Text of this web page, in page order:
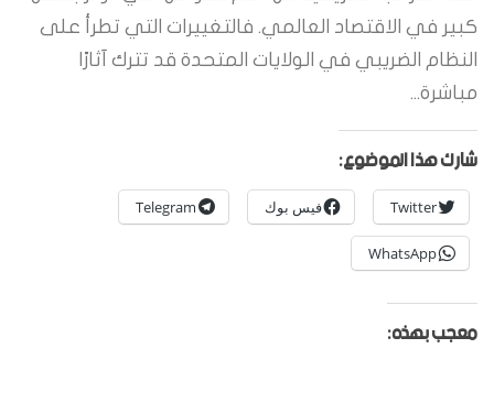
كبير في الاقتصاد العالمي. فالتغييرات التي تطرأ على
النظام الضريبي في الولايات المتحدة قد تترك آثارًا
مباشرة...
شارك هذا الموضوع:
Twitter فيس بوك Telegram
WhatsApp
معجب بهذه: